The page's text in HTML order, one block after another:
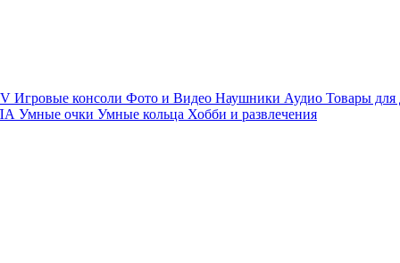
Игровые консоли Фото и Видео Наушники Аудио Товары для
Умные очки Умные кольца Хобби и развлечения